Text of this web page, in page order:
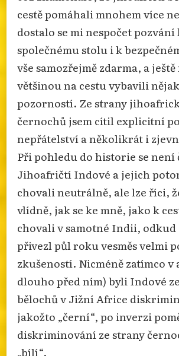
cestě pomáhali mnohem více
dostalo se mi nespočet pozvání
společnému stolu i k
vše samozřejmě zdarma, a ještě
většinou na cestu vybavili
pozorností. Ze strany
černochů jsem cítil explicitní
nepřátelství a několikrát i
Při pohledu do historie se není
Jihoafričtí Indové a jejich
chovali neutrálně, ale lze říci,
vlídně, jak se ke mně, jako k
chovali v samotné Indii, odkud
přivezl půl roku vesměs velmi
zkušeností. Nicméně zatímco
dlouho před ním) byli Indové
bělochů v Jižní Africe
jakožto „černí“, po inverzi
diskriminování ze strany
„bílí“.